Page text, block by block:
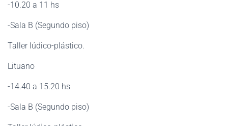
-10.20 a 11 hs
-Sala B (Segundo piso)
Taller lúdico-plástico.
Lituano
-14.40 a 15.20 hs
-Sala B (Segundo piso)